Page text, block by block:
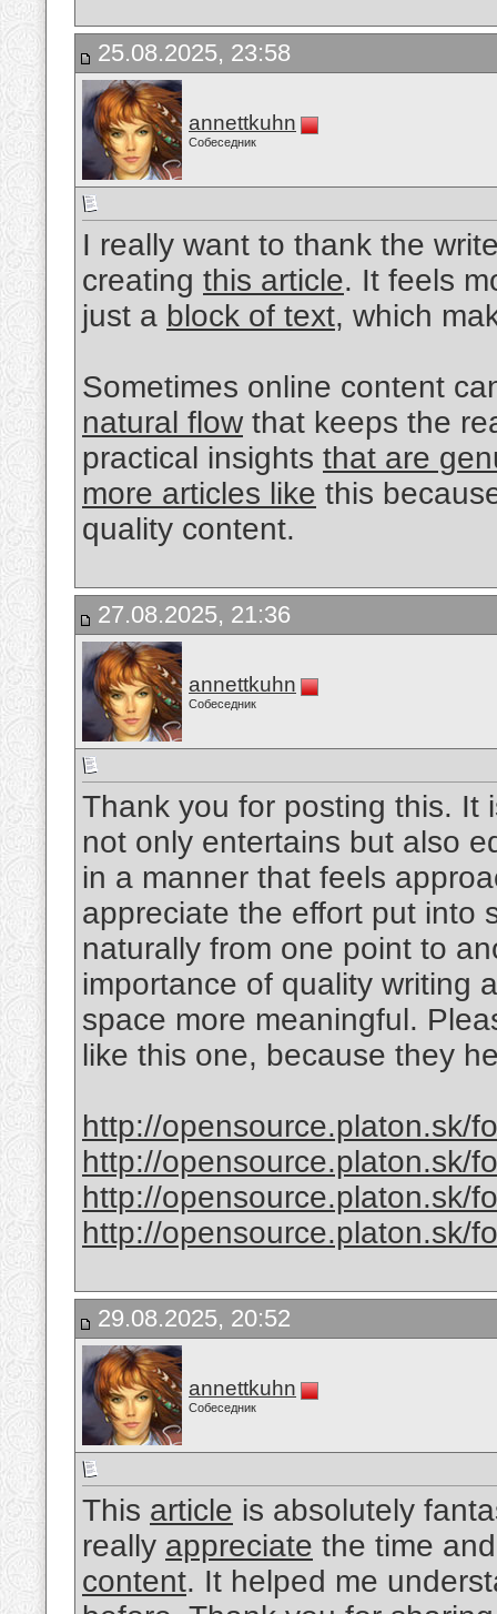
25.08.2025, 23:58
annettkuhn
Собеседник
I really want to thank the
creating this article. It feels
just a block of text, which
Sometimes online content
natural flowthat keeps the
practical insights that are
more articles like this
quality content.
27.08.2025, 21:36
annettkuhn
Собеседник
Thank you for posting this. It
not only entertains but also
in a manner that feels
appreciate the effort put into
naturally from one point to
importance of quality writing
space more meaningful.
like this one, because they
http://opensource.platon.sk/
http://opensource.platon.sk/
http://opensource.platon.sk/
http://opensource.platon.sk/
29.08.2025, 20:52
annettkuhn
Собеседник
This article is absolutely
really appreciate the time
content. It helped me